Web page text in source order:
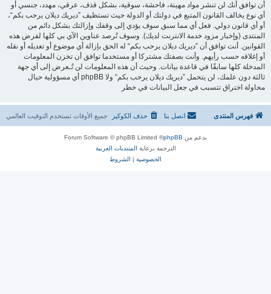
أن توافق أنك لن تنشر مواد مهينة، فاحشة، سوقية، بشكل قذف، عرقي، مهدد، جنسي أو
أي نوع يخالف القانون المتبع في دولتك أو الدولة حيث تستظيف ”ديريك ديلان يرحب بكم“،
أو أي قانون دولي. فعل أي مما سبق سوف يؤدي إلى وقفك وإزالتك بشكل دائم من
المنتدى (وإخبار مزود خدمة الانترنت لديك). وسوف تُرصد عناوين الآي بي كلها لفرض هذه
القوانين. أنت توافق أن ”ديريك ديلان يرحب بكم“ له الحق بإزالة أي موضوع أو تعديله أو نقله
أو إغلاقه حسب رأيهم. وأنت بصفتك مشتركا أو مستخدما توافق أن تخزن المعلومات
المدخلة كلها سابقًا في قاعدة بيانات. وحيث أن هذه المعلومات لن تُـعرض إلى أي جهة
ثالثة دون علمك، لن يتحمل ”ديريك ديلان يرحب بكم“ ولا phpBB أي مسؤولية حيال
محاولة اختراق تتسبب في جعل البيانات في خطر
فهرس المنتدى جميع الأوقات تستخدم التوقيت العالمي حذف الكوكيز اتصل بنا
بدعم من phpBB
® Forum Software © phpBB Limited
الترجمة برعاية المنتديات العربية
الخصوصية | الشروط